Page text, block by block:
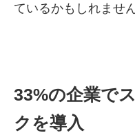
ているかもしれません
33%の企業で
クを導入